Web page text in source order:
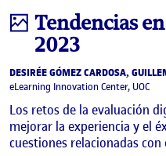
Infografía
Tendencias
2023
DESIRÉE GÓMEZ CARDOSA,
eLearning Innovation Center, UOC
Los retos de la evaluación
mejorar la experiencia y el
cuestiones relacionadas